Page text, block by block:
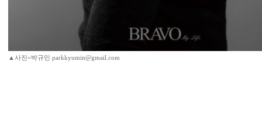
▲사진=박규민 parkkyumin@gmail.com